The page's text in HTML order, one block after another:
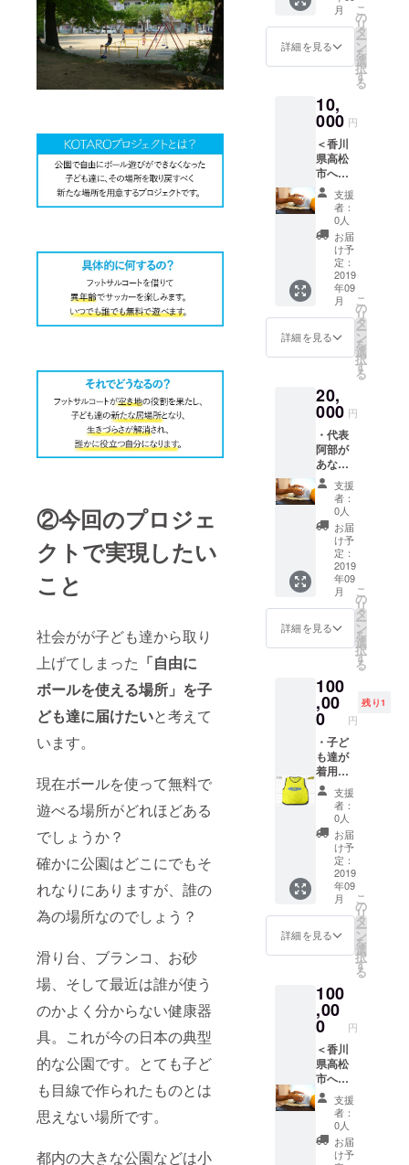
②今回のプロジェ
クトで実現したい
こと
社会がが子ども達から取り
上げてしまった 「自由に
ボールを使える場所」を子
ども達に届けたいと考えて
います。
現在ボールを使って無料で
遊べる場所がどれほどある
でしょうか？
確かに公園はどこにでもそ
れなりにありますが、誰の
為の場所なのでしょう？
滑り台、ブランコ、お砂
場、そして最近は誰が使う
のかよく分からない健康器
具。これが今の日本の典型
的な公園です。 とても子ど
も目線で作られたものとは
思えない場所です。
都内の大きな公園などは小
術30
分。 ・
子ども
達が楽
しんで
子の動
画をお
送りし
ます。
月
詳細を見る
こ
の
リ
タ
ー
ン
を
選
択
す
る
10,
000 円
＜香川
県高松
市へお
越しに
なれる
方向け
＞ ・高
松市サ
ロンに
てcs60
での全
身施術
60分。
・子ど
も達が
楽しん
様子の
動画を
お送り
しま
す。 ・
ご希望
の方は
子ども
達と一
緒に
フット
サルを
お楽し
みくだ
さい。
（日程
はご相
支援
者：
0人
お届
け予
定：
2019
年09
月
詳細を見る
こ
の
リ
タ
ー
ン
を
選
択
す
る
20,
000 円
・代表
阿部が
あなた
の街へ
cs60の
出張施
術させ
て頂き
ます。
（交通
費・宿
泊費は
ご負担
くださ
い。）
・子ど
楽しん
でいる
様子の
動画を
お送り
しま
す。
支援
者：
0人
お届
け予
定：
2019
年09
月
詳細を見る
こ
の
リ
タ
ー
ン
を
選
択
す
る
100
,00
0 円
残り1
・子ど
も達が
着用す
るビブ
ス(背中)
にあな
た様の
名前(法
人名)※
を入れ
させて
頂きま
す。 ・
子ども
達が楽
しんで
子の動
画をお
送りし
ます。
※支援
時、必
ず備考
欄にご
希望の
お名前
をご記
入くだ
支援
者：
0人
お届
け予
定：
2019
年09
月
詳細を見る
こ
の
リ
タ
ー
ン
を
選
択
す
る
100
,00
0 円
＜香川
県高松
市へお
越しに
なれる
方向け
＞ ・子
ども達
支援
者：
0人
お届
け予